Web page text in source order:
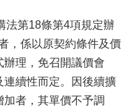
法第18條第4項規定辦
，係以原契約條件及價
理，免召開議價會
續性而定。因後續擴
者，其單價不予調